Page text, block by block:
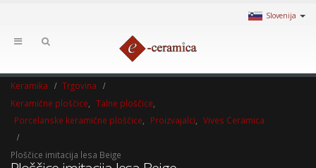
Slovenija
Keramika
Trgovina
Keramične ploščice
Talne ploščice
Porcelanske keramične ploščice
Proizvajalci Vives Ceramica
Ploščice imitacija lesa Beige